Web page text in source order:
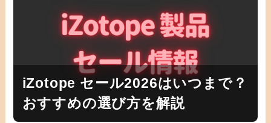
iZotope セール2026はいつまで？
おすすめの選び方を解説